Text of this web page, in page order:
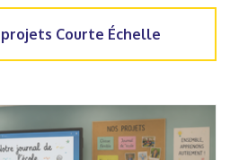
Courte Échelle